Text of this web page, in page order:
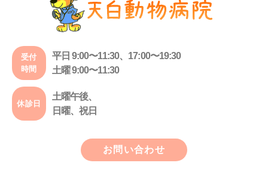
受付
時間
平日 9:00〜11:30、17:00〜19:30
土曜 9:00〜11:30
休診日
土曜午後、
日曜、祝日
お問い合わせ